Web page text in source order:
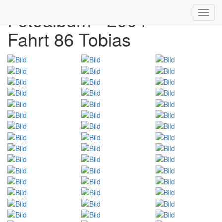
Fotoalbum - 2004
Fahrt 86 Tobias